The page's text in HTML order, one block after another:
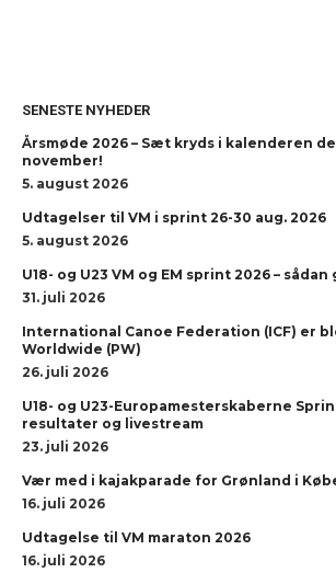
SENESTE NYHEDER
Årsmøde 2026 – Sæt kryds i kalenderen
november!
5. august 2026
Udtagelser til VM i sprint 26-30 aug. 2026
5. august 2026
U18- og U23 VM og EM sprint 2026 –
31. juli 2026
International Canoe Federation (ICF) er
Worldwide (PW)
26. juli 2026
U18- og U23-Europamesterskaberne
resultater og livestream
23. juli 2026
Vær med i kajakparade for Grønland i
16. juli 2026
Udtagelse til VM maraton 2026
16. juli 2026